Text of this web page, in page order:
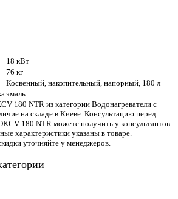
18 кВт
76 кг
Косвенный, накопительный, напорный, 180 л
эмаль
180 NTR из категории Водонагреватели с
на складе в Киеве. Консультацию перед
180 NTR можете получить у консультантов
характеристики указаны в товаре.
уточняйте у менеджеров.